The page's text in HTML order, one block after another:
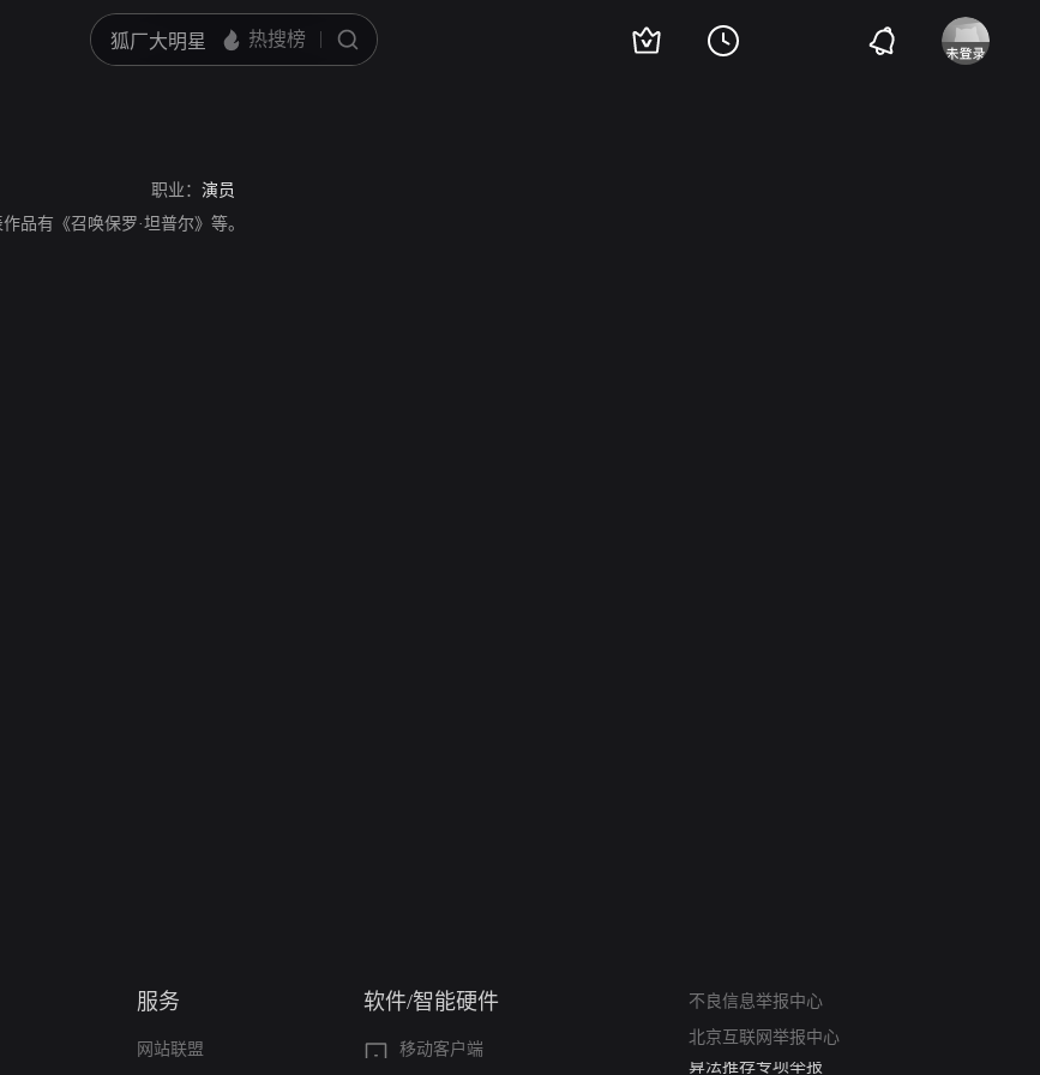
职业： 演员
品有《召唤保罗·坦普尔》等。
服务
网站联盟
软件/智能硬件
移动客户端
不良信息举报中心
北京互联网举报中心
算法推荐专项举报